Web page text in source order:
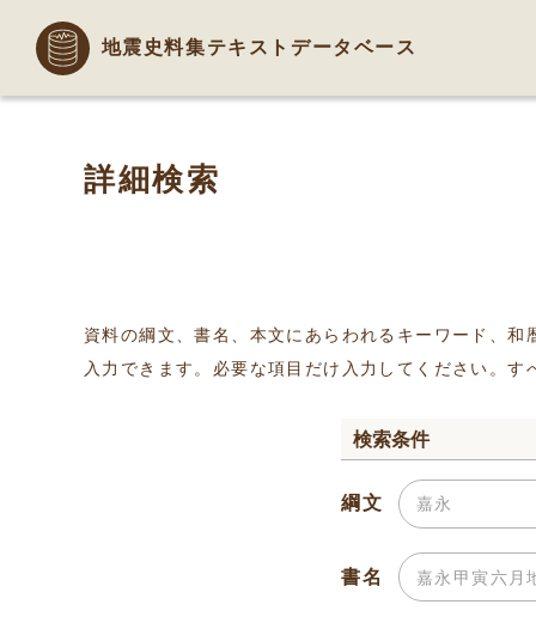
地震史料集テキストデータベース
詳細検索
資料の綱文、書名、本文にあらわれるキーワード、
入力できます。必要な項目だけ入力してください。
検索条件
綱文
書名